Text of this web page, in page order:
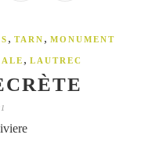
, TARN , MONUMENT
, LAUTREC